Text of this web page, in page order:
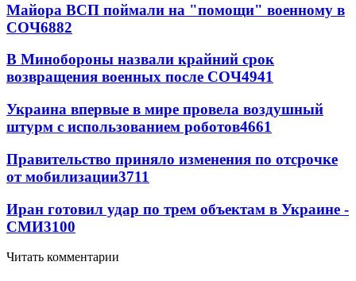
Майора ВСП поймали на "помощи" военному в
СОЧ6882
В Минобороны назвали крайний срок
возвращения военных после СОЧ4941
Украина впервые в мире провела воздушный
штурм с использованием роботов4661
Правительство приняло изменения по отсрочке
от мобилизации3711
Иран готовил удар по трем объектам в Украине -
СМИ3100
Читать комментарии